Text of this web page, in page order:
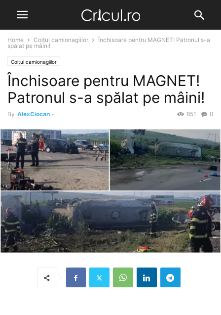
Home Colțul camionagiilor
Închisoare pentru MAGNET! Patronul s-a
spălat pe mâini!
Colțul camionagiilor
Închisoare pentru MAGNET!
Patronul s-a spălat pe mâini!
By AlexCiocan - 0
851